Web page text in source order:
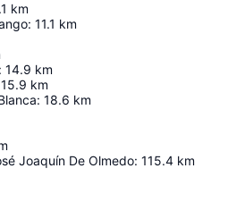
km
: 11.1 km
: 14.9 km
15.9 km
: 18.6 km
Joaquín De Olmedo: 115.4 km